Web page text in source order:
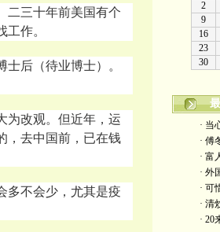
二三十年前美国有个
作。
后（待业博士）。
为改观。但近年，运
，去中国前，已在钱
多不会少，尤其是疫
· 当
· 傅
· 富
· 外
· 可
· 清
· 20